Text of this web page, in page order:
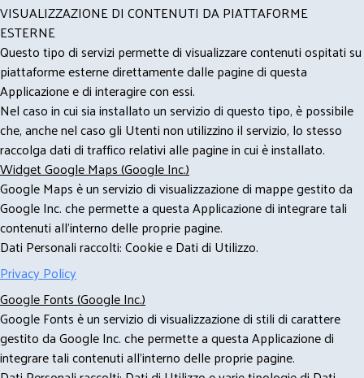
VISUALIZZAZIONE DI CONTENUTI DA PIATTAFORME
ESTERNE
Questo tipo di servizi permette di visualizzare contenuti ospitati su
piattaforme esterne direttamente dalle pagine di questa
Applicazione e di interagire con essi.
Nel caso in cui sia installato un servizio di questo tipo, è possibile
che, anche nel caso gli Utenti non utilizzino il servizio, lo stesso
raccolga dati di traffico relativi alle pagine in cui è installato.
Widget Google Maps (Google Inc.)
Google Maps è un servizio di visualizzazione di mappe gestito da
Google Inc. che permette a questa Applicazione di integrare tali
contenuti all'interno delle proprie pagine.
Dati Personali raccolti: Cookie e Dati di Utilizzo.
Privacy Policy
Google Fonts (Google Inc.)
Google Fonts è un servizio di visualizzazione di stili di carattere
gestito da Google Inc. che permette a questa Applicazione di
integrare tali contenuti all'interno delle proprie pagine.